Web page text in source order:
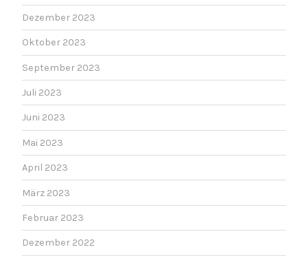
Dezember 2023
Oktober 2023
September 2023
Juli 2023
Juni 2023
Mai 2023
April 2023
März 2023
Februar 2023
Dezember 2022